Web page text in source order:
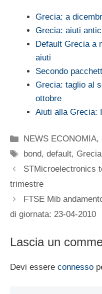
Grecia: a
Grecia: aiuti
Default Grecia a
aiuti
Secondo
Grecia: taglio al
ottobre
Aiuti alla Grecia:
Categorie
NEWS ECONOMIA,
Tag
bond,default, Grecia
STMicroelectronics
trimestre
FTSE Mib
di giornata: 23-04-2010
Lascia un
Devi essere connesso